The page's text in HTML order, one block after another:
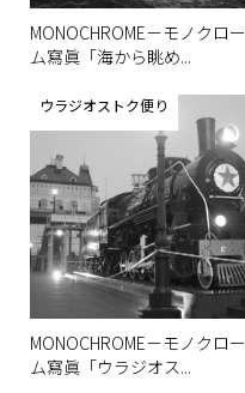
MONOCHROME－モノクロー
ム寫眞「海から眺め...
ウラジオストク便り
MONOCHROME－モノクロー
ム寫眞「ウラジオス...